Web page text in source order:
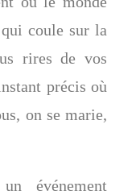
coule sur la
rires de vos
précis où
on se marie,
événement